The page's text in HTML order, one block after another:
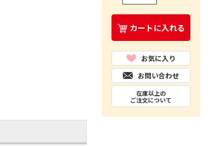
カートに入れる
お気に入り
お問い合わせ
在庫以上の
ご注文について